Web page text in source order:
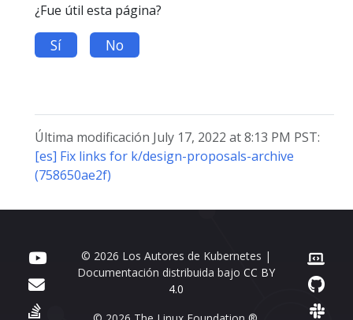
¿Fue útil esta página?
Sí No
Última modificación July 17, 2022 at 8:13 PM PST:
[es] Fix links for k/design-proposals-archive
(758650ae2f)
© 2026 Los Autores de Kubernetes |
Documentación distribuida bajoCC BY
4.0